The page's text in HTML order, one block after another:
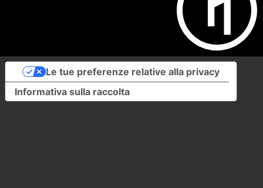
Informativa sulla raccolta
Le tue preferenze relative alla privacy